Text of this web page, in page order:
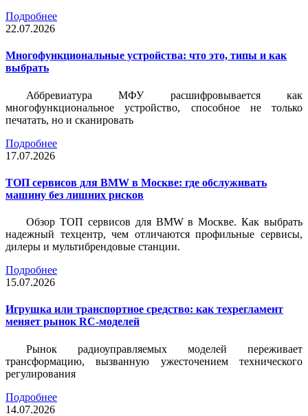
Подробнее
22.07.2026
Многофункциональные устройства: что это, типы и как
выбрать
Аббревиатура МФУ расшифровывается как
многофункциональное устройство, способное не только
печатать, но и сканировать
Подробнее
17.07.2026
ТОП сервисов для BMW в Москве: где обслуживать
машину без лишних рисков
Обзор ТОП сервисов для BMW в Москве. Как выбрать
надежный техцентр, чем отличаются профильные сервисы,
дилеры и мультибрендовые станции.
Подробнее
15.07.2026
Игрушка или транспортное средство: как техрегламент
меняет рынок RC-моделей
Рынок радиоуправляемых моделей переживает
трансформацию, вызванную ужесточением технического
регулирования
Подробнее
14.07.2026